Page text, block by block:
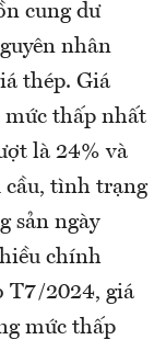
cung dư
nhân
thép. Giá
mức thấp nhất
là 24% và
cầu, tình trạng
sản ngày
chính
T7/2024, giá
mức thấp